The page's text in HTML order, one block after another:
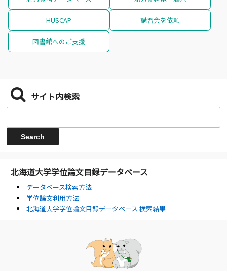
HUSCAP 講習会を依頼
図書館へのご支援
サイト内検索
北海道大学学位論文目録データベース
データベース検索方法
学位論文利用方法
北海道大学学位論文目録データベース 検索結果